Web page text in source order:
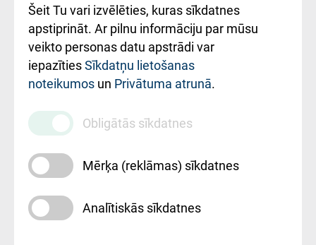
Rekvizīti un
ārstniecības
iestādes kods
010000234
Maksas
pakalpojumu
cenrādis
Šeit Tu vari izvēlēties, kuras sīkdatnes
apstiprināt. Ar pilnu informāciju par mūsu
veikto personas datu apstrādi var
iepazītiesSīkdatņu lietošanas
noteikumos un Privātuma atrunā.
Obligātās sīkdatnes
Mērķa (reklāmas) sīkdatnes
Analītiskās sīkdatnes